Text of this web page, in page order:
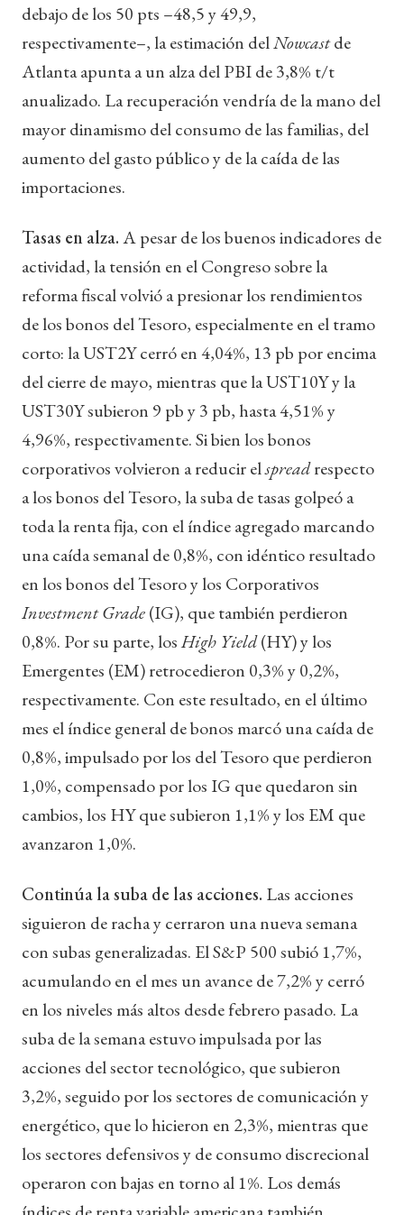
debajo de los 50 pts –48,5 y 49,9,
respectivamente–, la estimación delNowcastde
Atlanta apunta a un alza del PBI de 3,8% t/t
anualizado. La recuperación vendría de la mano del
mayor dinamismo del consumo de las familias, del
aumento del gasto público y de la caída de las
importaciones.
Tasas en alza.A pesar de los buenos indicadores de
actividad, la tensión en el Congreso sobre la
reforma fiscal volvió a presionar los rendimientos
de los bonos del Tesoro, especialmente en el tramo
corto: la UST2Y cerró en 4,04%, 13 pb por encima
del cierre de mayo, mientras que la UST10Y y la
UST30Y subieron 9 pb y 3 pb, hasta 4,51% y
4,96%, respectivamente. Si bien los bonos
corporativos volvieron a reducir elspreadrespecto
a los bonos del Tesoro, la suba de tasas golpeó a
toda la renta fija, con el índice agregado marcando
una caída semanal de 0,8%, con idéntico resultado
en los bonos del Tesoro y los Corporativos
Investment Grade(IG), que también perdieron
0,8%. Por su parte, losHigh Yield(HY) y los
Emergentes (EM) retrocedieron 0,3% y 0,2%,
respectivamente. Con este resultado, en el último
mes el índice general de bonos marcó una caída de
0,8%, impulsado por los del Tesoro que perdieron
1,0%, compensado por los IG que quedaron sin
cambios, los HY que subieron 1,1% y los EM que
avanzaron 1,0%.
Continúa la suba de las acciones. Las acciones
siguieron de racha y cerraron una nueva semana
con subas generalizadas. El S&P 500 subió 1,7%,
acumulando en el mes un avance de 7,2% y cerró
en los niveles más altos desde febrero pasado. La
suba de la semana estuvo impulsada por las
acciones del sector tecnológico, que subieron
3,2%, seguido por los sectores de comunicación y
energético, que lo hicieron en 2,3%, mientras que
los sectores defensivos y de consumo discrecional
operaron con bajas en torno al 1%. Los demás